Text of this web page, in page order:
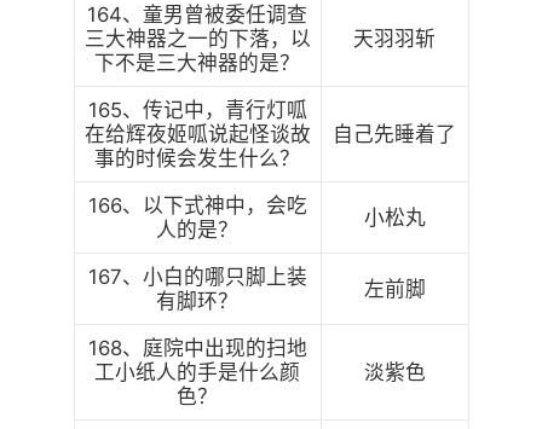
164、童男曾被委任调查
三大神器之一的下落，以
下不是三大神器的是？
天羽羽斩
165、传记中，青行灯呱
在给辉夜姬呱说起怪谈故
事的时候会发生什么？
自己先睡着了
166、以下式神中，会吃
人的是？
小松丸
167、小白的哪只脚上装
有脚环？
左前脚
168、庭院中出现的扫地
工小纸人的手是什么颜
色？
淡紫色